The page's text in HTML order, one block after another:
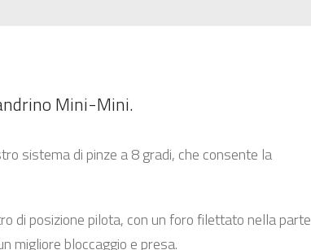
Mini-Mini.
sistema di pinze a 8 gradi, che consente la
di posizione pilota, con un foro filettato nella parte
migliore bloccaggio e presa.